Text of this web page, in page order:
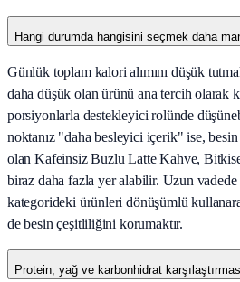
Hangi durumda hangisini seçmek daha
Günlük toplam kalori alımını düşük
daha düşük olan ürünü ana tercih olarak
porsiyonlarla destekleyici rolünde
noktanız "daha besleyici içerik" ise,
olan Kafeinsiz Buzlu Latte Kahve,
biraz daha fazla yer alabilir. Uzun vadede
kategorideki ürünleri dönüşümlü
de besin çeşitliliğini korumaktır.
Protein, yağ ve karbonhidrat